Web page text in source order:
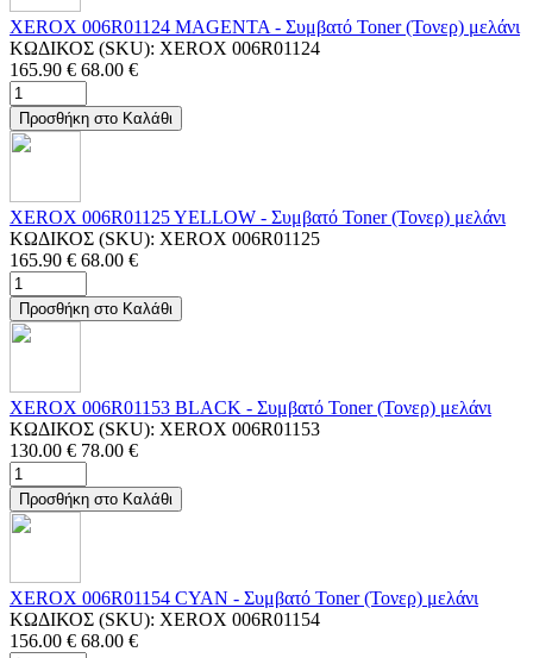
XEROX 006R01124 MAGENTA - Συμβατό Toner (Τονερ) μελάνι
ΚΩΔΙΚΟΣ (SKU): XEROX 006R01124
165.90 € 68.00 €
Προσθήκη στο Καλάθι
XEROX 006R01125 YELLOW - Συμβατό Toner (Τονερ) μελάνι
ΚΩΔΙΚΟΣ (SKU): XEROX 006R01125
165.90 € 68.00 €
Προσθήκη στο Καλάθι
XEROX 006R01153 BLACK - Συμβατό Toner (Τονερ) μελάνι
ΚΩΔΙΚΟΣ (SKU): XEROX 006R01153
130.00 € 78.00 €
Προσθήκη στο Καλάθι
XEROX 006R01154 CYAN - Συμβατό Toner (Τονερ) μελάνι
ΚΩΔΙΚΟΣ (SKU): XEROX 006R01154
156.00 € 68.00 €